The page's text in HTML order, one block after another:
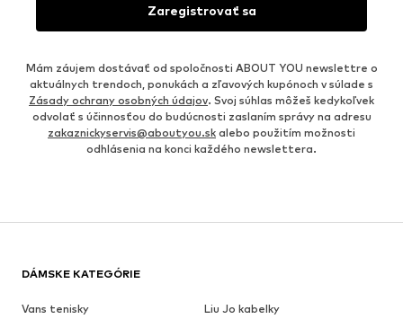
Zaregistrovať sa
Mám záujem dostávať od spoločnosti ABOUT YOU newslettre o
aktuálnych trendoch, ponukách a zľavových kupónoch v súlade s
Zásady ochrany osobných údajov. Svoj súhlas môžeš kedykoľvek
odvolať s účinnosťou do budúcnosti zaslaním správy na adresu
zakaznickyservis@aboutyou.sk alebo použitím možnosti
odhlásenia na konci každého newslettera.
DÁMSKE KATEGÓRIE
Vans tenisky
Liu Jo kabelky